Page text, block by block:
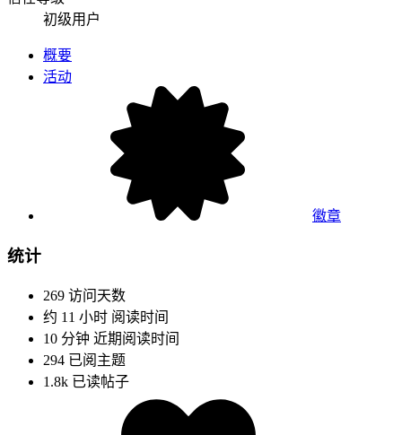
初级用户
概要
活动
徽章
统计
269 访问天数
约 11 小时 阅读时间
10 分钟 近期阅读时间
294 已阅主题
1.8k 已读帖子